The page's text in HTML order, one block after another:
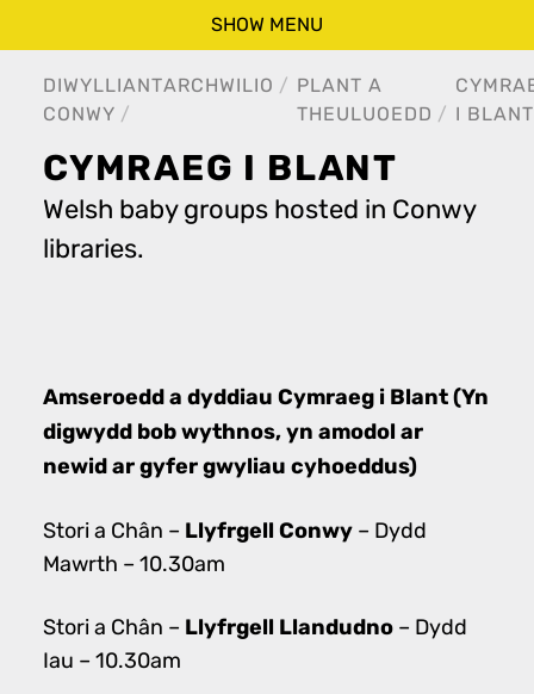
SHOW MENU
DIWYLLIANT
CONWY
ARCHWILIO
PLANT A
THEULUOEDD
I BLANT
CYMRAEG I BLANT
Welsh baby groups hosted in Conwy
libraries.
Amseroedd a dyddiau Cymraeg i Blant (Yn
digwydd bob wythnos, yn amodol ar
newid ar gyfer gwyliau cyhoeddus)
Stori a Chân – Llyfrgell Conwy – Dydd
Mawrth – 10.30am
Stori a Chân – Llyfrgell Llandudno – Dydd
Iau – 10.30am